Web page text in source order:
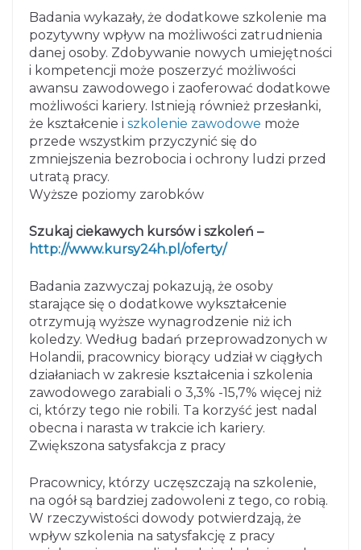
Badania wykazały, że dodatkowe szkolenie ma
pozytywny wpływ na możliwości zatrudnienia
danej osoby. Zdobywanie nowych umiejętności
i kompetencji może poszerzyć możliwości
awansu zawodowego i zaoferować dodatkowe
możliwości kariery. Istnieją również przesłanki,
że kształcenie i szkolenie zawodowe może
przede wszystkim przyczynić się do
zmniejszenia bezrobocia i ochrony ludzi przed
utratą pracy.
Wyższe poziomy zarobków
Szukaj ciekawych kursów i szkoleń –
http://www.kursy24h.pl/oferty/
Badania zazwyczaj pokazują, że osoby
starające się o dodatkowe wykształcenie
otrzymują wyższe wynagrodzenie niż ich
koledzy. Według badań przeprowadzonych w
Holandii, pracownicy biorący udział w ciągłych
działaniach w zakresie kształcenia i szkolenia
zawodowego zarabiali o 3,3% -15,7% więcej niż
ci, którzy tego nie robili. Ta korzyść jest nadal
obecna i narasta w trakcie ich kariery.
Zwiększona satysfakcja z pracy
Pracownicy, którzy uczęszczają na szkolenie,
na ogół są bardziej zadowoleni z tego, co robią.
W rzeczywistości dowody potwierdzają, że
wpływ szkolenia na satysfakcję z pracy